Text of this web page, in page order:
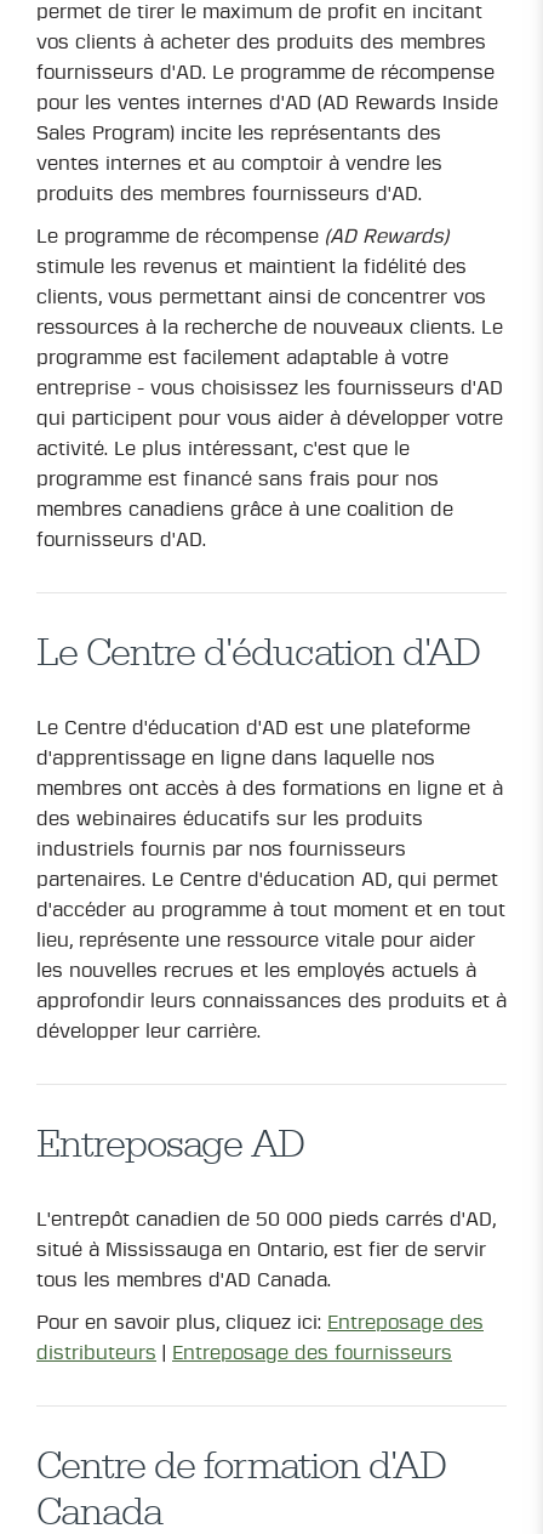
permet de tirer le maximum de profit en incitant
vos clients à acheter des produits des membres
fournisseurs d'AD. Le programme de récompense
pour les ventes internes d'AD (AD Rewards Inside
Sales Program) incite les représentants des
ventes internes et au comptoir à vendre les
produits des membres fournisseurs d'AD.
Le programme de récompense (AD Rewards)
stimule les revenus et maintient la fidélité des
clients, vous permettant ainsi de concentrer vos
ressources à la recherche de nouveaux clients. Le
programme est facilement adaptable à votre
entreprise - vous choisissez les fournisseurs d'AD
qui participent pour vous aider à développer votre
activité. Le plus intéressant, c'est que le
programme est financé sans frais pour nos
membres canadiens grâce à une coalition de
fournisseurs d'AD.
Le Centre d'éducation d'AD
Le Centre d'éducation d'AD est une plateforme
d'apprentissage en ligne dans laquelle nos
membres ont accès à des formations en ligne et à
des webinaires éducatifs sur les produits
industriels fournis par nos fournisseurs
partenaires. Le Centre d'éducation AD, qui permet
d'accéder au programme à tout moment et en tout
lieu, représente une ressource vitale pour aider
les nouvelles recrues et les employés actuels à
approfondir leurs connaissances des produits et à
développer leur carrière.
Entreposage AD
L'entrepôt canadien de 50 000 pieds carrés d'AD,
situé à Mississauga en Ontario, est fier de servir
tous les membres d'AD Canada.
Pour en savoir plus, cliquez ici: Entreposage des
distributeurs
Entreposage des fournisseurs
Centre de formation d'AD
Canada